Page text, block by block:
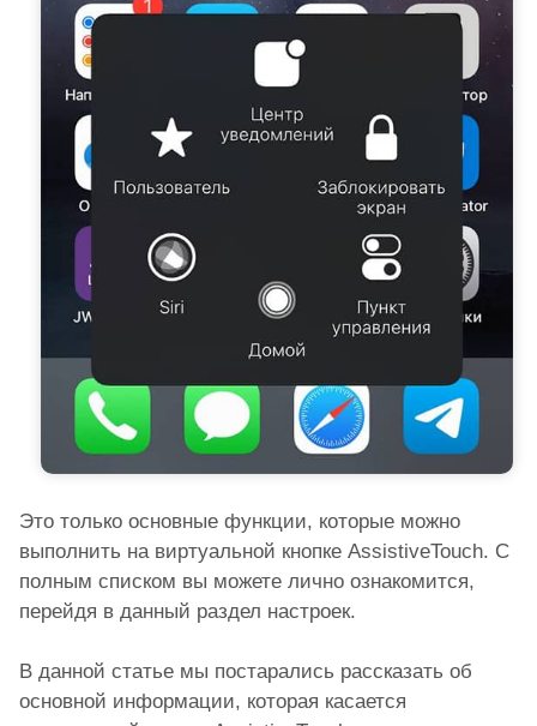
Это только основные функции, которые можно
выполнить на виртуальной кнопке AssistiveTouch. С
полным списком вы можете лично ознакомится,
перейдя в данный раздел настроек.
В данной статье мы постарались рассказать об
основной информации, которая касается